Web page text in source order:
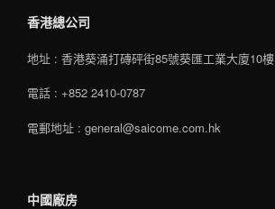
香港總公司
地址 : 香港葵涌打磚砰街85號葵匯工業大廈10樓
電話 : +852 2410-0787
電郵地址 : general@saicome.com.hk
中國廠房